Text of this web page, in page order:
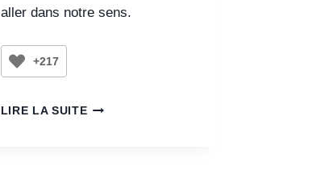
aller dans notre sens.
+217
LIRE LA SUITE